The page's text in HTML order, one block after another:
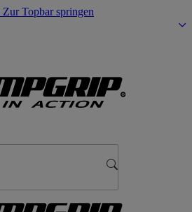
Zur Topbar springen